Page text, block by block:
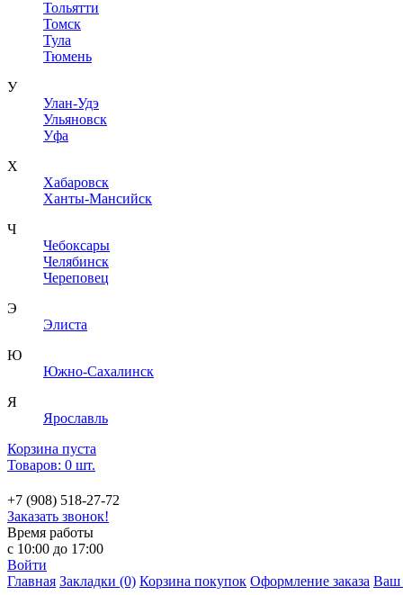
Тольятти
Томск
Тула
Тюмень
У
Улан-Удэ
Ульяновск
Уфа
Х
Хабаровск
Ханты-Мансийск
Ч
Чебоксары
Челябинск
Череповец
Э
Элиста
Ю
Южно-Сахалинск
Я
Ярославль
Корзина пуста
Товаров: 0 шт.
+7 (908) 518-27-72
Заказать звонок!
Время работы
с 10:00 до 17:00
Войти
Главная Закладки (0) Корзина покупок Оформление заказа Ваш